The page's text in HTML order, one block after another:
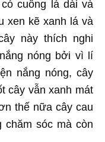
cuống lá dài và
xen kẽ xanh lá và
này thích nghi
nóng bởi vì lí
nắng nóng, cây
cây vẫn xanh mát
thế nữa cây cau
chăm sóc mà còn